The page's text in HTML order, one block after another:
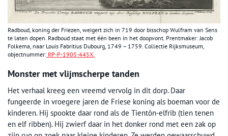
Radboud, koning der Friezen, weigert zich in 719 door bisschop Wulfram van Sens
te laten dopen. Radboud staat met één been in het doopvont. Prentmaker: Jacob
Folkema, naar Louis Fabritius Dubourg, 1749 – 1759. Collectie Rijksmuseum,
objectnummer: RP-P-1905-445X.
Monster met vlijmscherpe tanden
Het verhaal kreeg een vreemd vervolg in dit dorp. Daar
fungeerde in vroegere jaren de Friese koning als boeman voor de
kinderen. Hij spookte daar rond als de Tientôn-elfrib (tien tenen
en elf ribben). Hij zwierf daar in het donker rond met een zak op